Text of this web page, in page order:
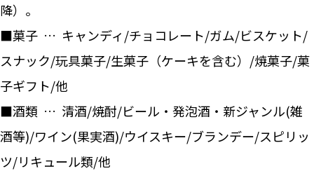
降）。
■菓子 … キャンディ/チョコレート/ガム/ビスケット/
スナック/玩具菓子/生菓子（ケーキを含む）/焼菓子/菓
子ギフト/他
■酒類 … 清酒/焼酎/ビール・発泡酒・新ジャンル(雑
酒等)/ワイン(果実酒)/ウイスキー/ブランデー/スピリッ
ツ/リキュール類/他